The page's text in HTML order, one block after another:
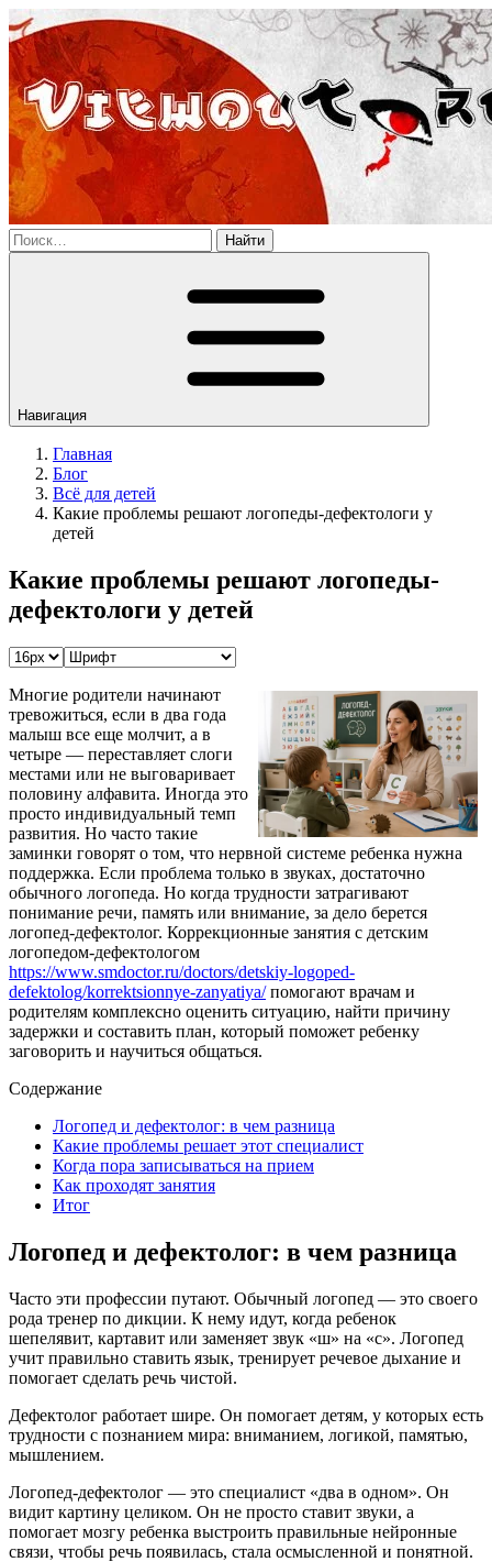
Найти
Навигация
Главная
Блог
Всё для детей
Какие проблемы решают логопеды-дефектологи у
детей
Какие проблемы решают логопеды-
дефектологи у детей
Многие родители начинают
тревожиться, если в два года
малыш все еще молчит, а в
четыре — переставляет слоги
местами или не выговаривает
половину алфавита. Иногда это
просто индивидуальный темп
развития. Но часто такие
заминки говорят о том, что нервной системе ребенка нужна
поддержка. Если проблема только в звуках, достаточно
обычного логопеда. Но когда трудности затрагивают
понимание речи, память или внимание, за дело берется
логопед-дефектолог. Коррекционные занятия с детским
логопедом-дефектологом
https://www.smdoctor.ru/doctors/detskiy-logoped-
defektolog/korrektsionnye-zanyatiya/помогают врачам и
родителям комплексно оценить ситуацию, найти причину
задержки и составить план, который поможет ребенку
заговорить и научиться общаться.
Содержание
Логопед и дефектолог: в чем разница
Какие проблемы решает этот специалист
Когда пора записываться на прием
Как проходят занятия
Итог
Логопед и дефектолог: в чем разница
Часто эти профессии путают. Обычный логопед — это своего
рода тренер по дикции. К нему идут, когда ребенок
шепелявит, картавит или заменяет звук «ш» на «с». Логопед
учит правильно ставить язык, тренирует речевое дыхание и
помогает сделать речь чистой.
Дефектолог работает шире. Он помогает детям, у которых есть
трудности с познанием мира: вниманием, логикой, памятью,
мышлением.
Логопед-дефектолог — это специалист «два в одном». Он
видит картину целиком. Он не просто ставит звуки, а
помогает мозгу ребенка выстроить правильные нейронные
связи, чтобы речь появилась, стала осмысленной и понятной.